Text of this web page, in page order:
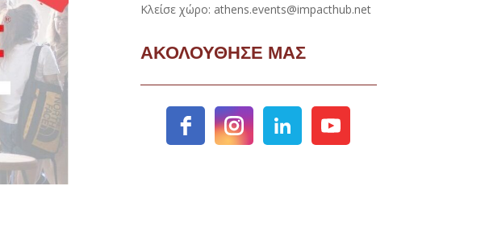
Κλείσε χώρο: athens.events@impacthub.net
ΑΚΟΛΟΥΘΗΣΕ ΜΑΣ